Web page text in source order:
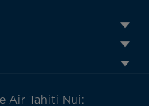
Air Tahiti Nui: